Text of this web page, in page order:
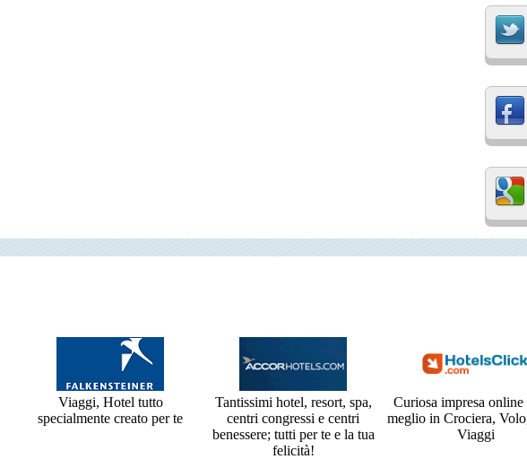
Viaggi, Hotel tutto
specialmente creato per te
Tantissimi hotel, resort, spa,
centri congressi e centri
benessere; tutti per te e la tua
felicità!
Curiosa impresa
meglio in Crociera,
Viaggi